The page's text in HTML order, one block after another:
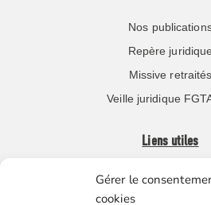
Gérer le
cookies
Nos
Repère juridique
Missive retraités
Veille juridique
Liens utiles
Boutique en